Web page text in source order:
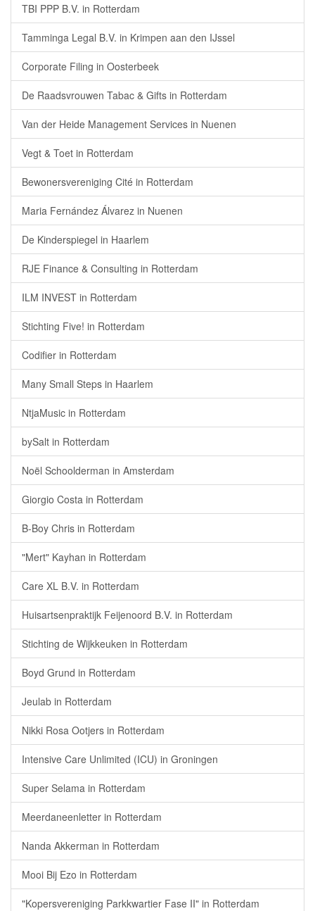
TBI PPP B.V. in Rotterdam
Tamminga Legal B.V. in Krimpen aan den IJssel
Corporate Filing in Oosterbeek
De Raadsvrouwen Tabac & Gifts in Rotterdam
Van der Heide Management Services in Nuenen
Vegt & Toet in Rotterdam
Bewonersvereniging Cité in Rotterdam
Maria Fernández Álvarez in Nuenen
De Kinderspiegel in Haarlem
RJE Finance & Consulting in Rotterdam
ILM INVEST in Rotterdam
Stichting Five! in Rotterdam
Codifier in Rotterdam
Many Small Steps in Haarlem
NtjaMusic in Rotterdam
bySalt in Rotterdam
Noël Schoolderman in Amsterdam
Giorgio Costa in Rotterdam
B-Boy Chris in Rotterdam
"Mert" Kayhan in Rotterdam
Care XL B.V. in Rotterdam
Huisartsenpraktijk Feijenoord B.V. in Rotterdam
Stichting de Wijkkeuken in Rotterdam
Boyd Grund in Rotterdam
Jeulab in Rotterdam
Nikki Rosa Ootjers in Rotterdam
Intensive Care Unlimited (ICU) in Groningen
Super Selama in Rotterdam
Meerdaneenletter in Rotterdam
Nanda Akkerman in Rotterdam
Mooi Bij Ezo in Rotterdam
"Kopersvereniging Parkkwartier Fase II" in Rotterdam